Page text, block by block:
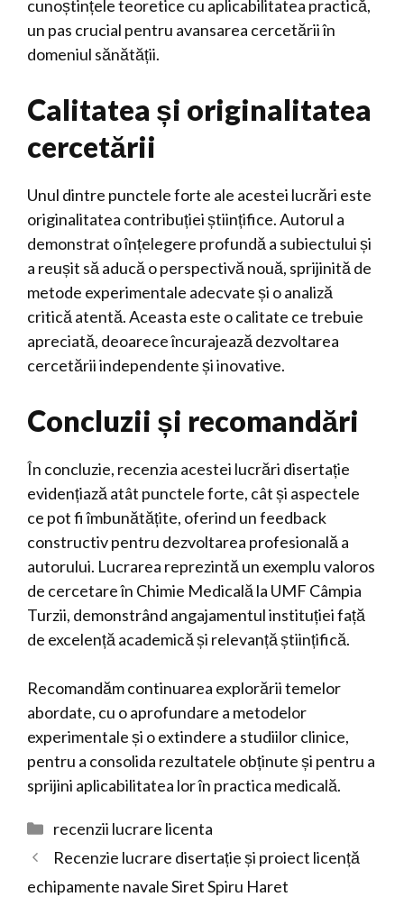
cunoștințele teoretice cu aplicabilitatea practică,
un pas crucial pentru avansarea cercetării în
domeniul sănătății.
Calitatea și originalitatea
cercetării
Unul dintre punctele forte ale acestei lucrări este
originalitatea contribuției științifice. Autorul a
demonstrat o înțelegere profundă a subiectului și
a reușit să aducă o perspectivă nouă, sprijinită de
metode experimentale adecvate și o analiză
critică atentă. Aceasta este o calitate ce trebuie
apreciată, deoarece încurajează dezvoltarea
cercetării independente și inovative.
Concluzii și recomandări
În concluzie, recenzia acestei lucrări disertație
evidențiază atât punctele forte, cât și aspectele
ce pot fi îmbunătățite, oferind un feedback
constructiv pentru dezvoltarea profesională a
autorului. Lucrarea reprezintă un exemplu valoros
de cercetare în Chimie Medicală la UMF Câmpia
Turzii, demonstrând angajamentul instituției față
de excelență academică și relevanță științifică.
Recomandăm continuarea explorării temelor
abordate, cu o aprofundare a metodelor
experimentale și o extindere a studiilor clinice,
pentru a consolida rezultatele obținute și pentru a
sprijini aplicabilitatea lor în practica medicală.
Categorii
recenzii lucrare licenta
Recenzie lucrare disertație și proiect licență
echipamente navale Siret Spiru Haret